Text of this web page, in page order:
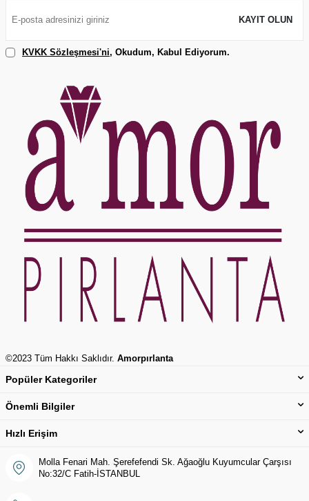
KAYIT OLUN
KVKK Sözleşmesi'ni, Okudum, Kabul Ediyorum.
©2023 Tüm Hakkı Saklıdır. Amorpırlanta
Popüler Kategoriler
Önemli Bilgiler
Hızlı Erişim
Molla Fenari Mah. Şerefefendi Sk. Ağaoğlu Kuyumcular Çarşısı
No:32/C Fatih-İSTANBUL